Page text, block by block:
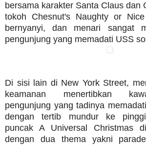
bersama karakter Santa Claus dan
tokoh Chesnut's Naughty or
bernyanyi, dan menari sangat
pengunjung yang memadati USS
Di sisi lain di New York Street,
keamanan menertibkan
pengunjung yang tadinya
dengan tertib mundur ke
puncak A Universal Christmas
dengan dua thema yakni